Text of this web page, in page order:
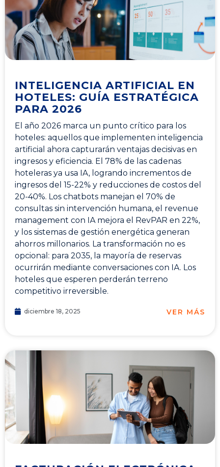
INTELIGENCIA ARTIFICIAL EN
HOTELES: GUÍA ESTRATÉGICA
PARA 2026
El año 2026 marca un punto crítico para los
hoteles: aquellos que implementen inteligencia
artificial ahora capturarán ventajas decisivas en
ingresos y eficiencia. El 78% de las cadenas
hoteleras ya usa IA, logrando incrementos de
ingresos del 15-22% y reducciones de costos del
20-40%. Los chatbots manejan el 70% de
consultas sin intervención humana, el revenue
management con IA mejora el RevPAR en 22%,
y los sistemas de gestión energética generan
ahorros millonarios. La transformación no es
opcional: para 2035, la mayoría de reservas
ocurrirán mediante conversaciones con IA. Los
hoteles que esperen perderán terreno
competitivo irreversible.
diciembre 18, 2025 VER MÁS